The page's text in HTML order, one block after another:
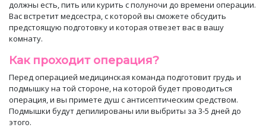
должны есть, пить или курить с полуночи до времени операции.
Вас встретит медсестра, с которой вы сможете обсудить
предстоящую подготовкуи которая отвезет вас в вашу
комнату.
Как проходит операция?
Перед операцией медицинская команда подготовит грудь и
подмышку на той стороне, на которой будет проводиться
операция, и вы примете душ с антисептическим средством.
Подмышки будутдепилированы или выбриты за 3-5 дней до
этого.